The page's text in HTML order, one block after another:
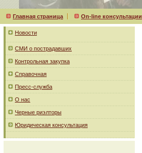
Главная страница On-line консультации
Новости
СМИ о пострадавших
Контрольная закупка
Справочная
Пресс-служба
О нас
Черные риэлторы
Юридическая консультация